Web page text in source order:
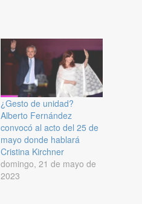
¿Gesto de unidad?
Alberto Fernández
convocó al acto del 25 de
mayo donde hablará
Cristina Kirchner
domingo, 21 de mayo de
2023